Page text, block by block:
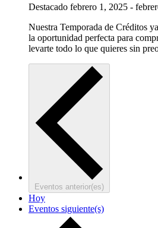
Destacado febrero 1, 2025 -
Nuestra Temporada de Créditos
la oportunidad perfecta para
levarte todo lo que quieres sin
Eventos anterior(es)
Hoy
Eventos siguiente(s)